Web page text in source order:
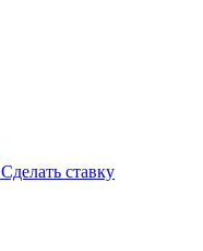
Сделать ставку